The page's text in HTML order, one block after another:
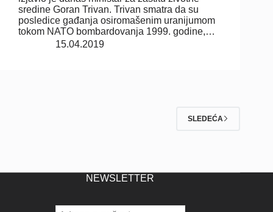
sredine Goran Trivan. Trivan smatra da su
posledice gađanja osiromašenim uranijumom
tokom NATO bombardovanja 1999. godine,…
15.04.2019
SLEDEĆA
NEWSLETTER